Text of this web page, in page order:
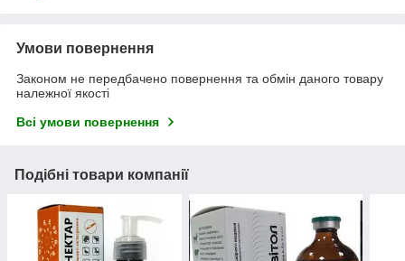
Умови повернення
Законом не передбачено повернення та обмін даного товару
належної якості
Всі умови повернення
Подібні товари компанії